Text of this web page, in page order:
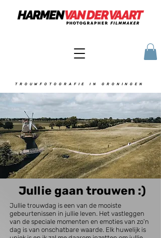
TROUWFOTOGRAFIE IN GRONINGEN
Jullie gaan trouwen :)
Jullie trouwdag is een van de mooiste
gebeurtenissen in jullie leven. Het vastleggen
van de speciale momenten en emoties van zo'n
dag is van onschatbare waarde. Elk huwelijk is